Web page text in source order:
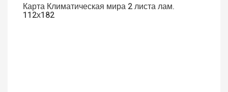
Карта Климатическая мира 2 листа лам.
112х182